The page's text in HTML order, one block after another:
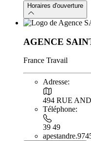
Horaires d'ouverture
AGENCE
France Travail
Adresse:
494 RUE
Téléphone:
39 49